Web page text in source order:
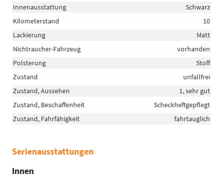
Innenausstattung
Schwarz
Kilometerstand
10
Lackierung
Matt
Nichtraucher-Fahrzeug
vorhanden
Polsterung
Stoff
Zustand
unfallfrei
Zustand, Aussehen
1, sehr gut
Zustand, Beschaffenheit
Scheckheftgepflegt
Zustand, Fahrfähigkeit
fahrtauglich
Serienausstattungen
Innen